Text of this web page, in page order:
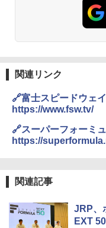
関連リンク
🔗富士スピードウェイ
https://www.fsw.tv/
🔗スーパーフォーミ
https://
関連記事
JRP、
EXT